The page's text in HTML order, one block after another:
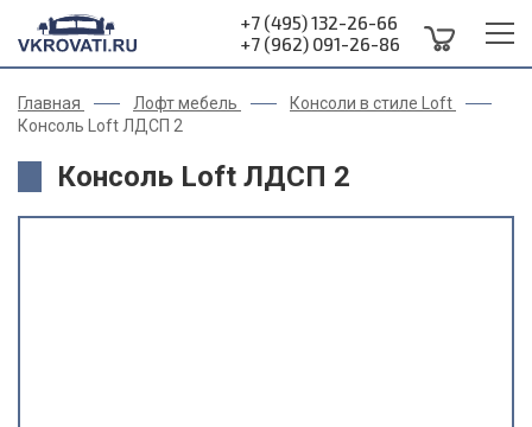
+7 (495) 132-26-66
+7 (962) 091-26-86
Главная Лофт мебель
Консоли в стиле Loft
Консоль Loft ЛДСП 2
Консоль Loft ЛДСП 2